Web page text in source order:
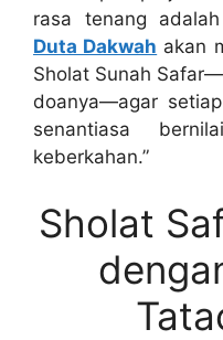
rasa tenang
Duta Dakwah akan
Sholat Sunah
doanya—agar
senantiasa
keberkahan.”
Sholat